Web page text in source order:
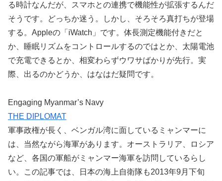
る時計なんだが、スマホとの連携で機能性が拡張するんだ
そうです。どっちか迷う。しかし、そろそろ真打ちが登場
する。Appleの「iWatch」です。体長測定機能付きだと
か、睡眠リズムをコントロールするのではとか、太陽電池
で充電できるとか、相変わらずウワサばかりが先行。実
際、出るのかどうか、はなはだ疑問です。
Engaging Myanmar’s Navy
THE DIPLOMAT
軍事政権が長く、ベンガル湾に面しているミャンマーに
は、当然ながら海軍があります。オーストラリア、ロシア
など、各国の軍船がミャンマー海軍を訪問しているらし
い。この記事では、日本の海上自衛隊も2013年9月下旬